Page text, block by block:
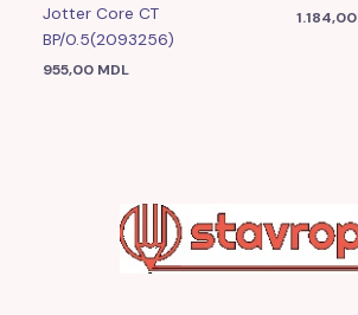
Jotter Core CT
BP/0.5(2093256)
955,00 MDL
1.184,00